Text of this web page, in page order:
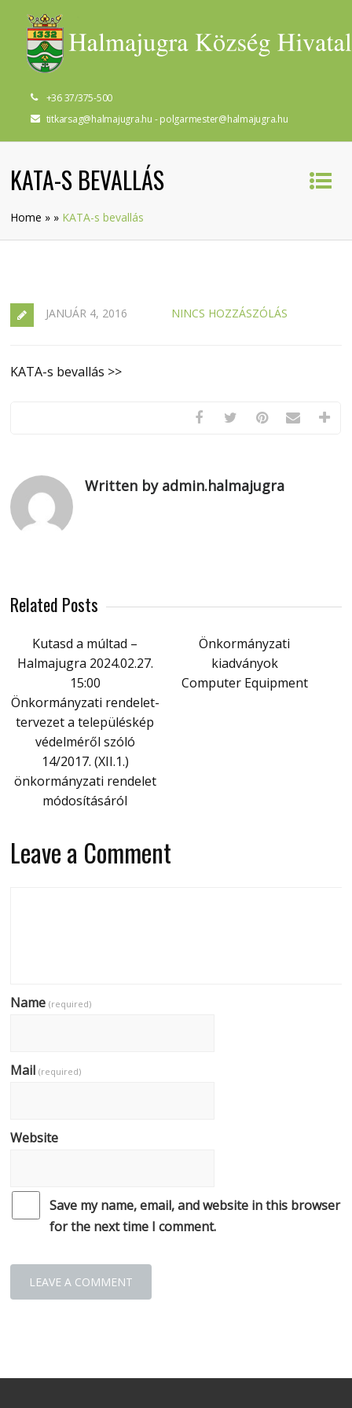
+36 37/375-500
titkarsag@halmajugra.hu - polgarmester@halmajugra.hu
KATA-S BEVALLÁS
Home » » KATA-s bevallás
JANUÁR 4, 2016 NINCS HOZZÁSZÓLÁS
KATA-s bevallás >>
Written by admin.halmajugra
Related Posts
Kutasd a múltad –
Halmajugra 2024.02.27.
15:00
Önkormányzati
kiadványok
Computer Equipment
Önkormányzati rendelet-
tervezet a településkép
védelméről szóló
14/2017. (XII.1.)
önkormányzati rendelet
módosításáról
Leave a Comment
Name(required)
Mail(required)
Website
Save my name, email, and website in this browser
for the next time I comment.